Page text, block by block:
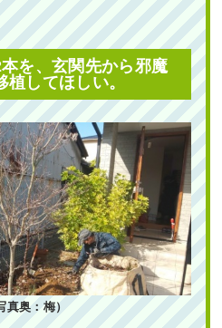
を、玄関先から邪魔
してほしい。
奥：梅）